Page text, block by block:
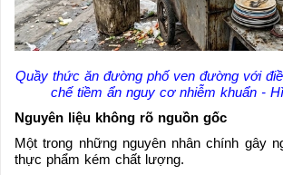
Quầy thức ăn đường phố ven đường với
chế tiềm ẩn nguy cơ nhiễm khuẩn -
Nguyên liệu không rõ nguồn gốc
Một trong những nguyên nhân chính gây
thực phẩm kém chất lượng.